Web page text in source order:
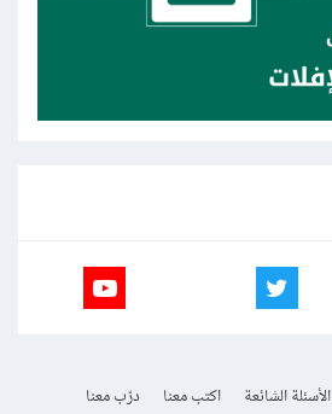
الأسئلة الشائعة اكتب معنا
درّب معنا